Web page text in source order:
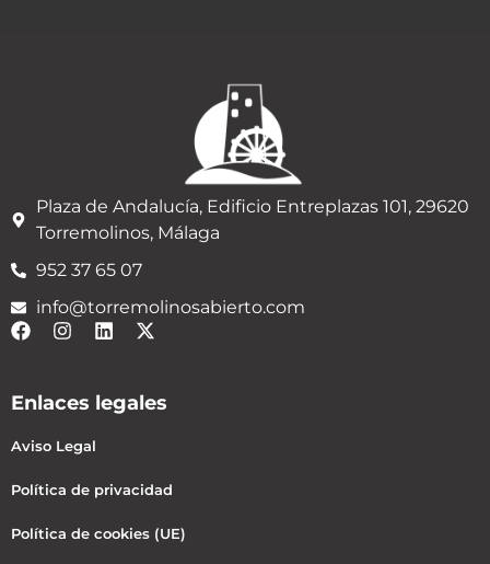
Plaza de Andalucía, Edificio Entreplazas 101, 29620
Torremolinos, Málaga
952 37 65 07
info@torremolinosabierto.com
Enlaces legales
Aviso Legal
Política de privacidad
Política de cookies (UE)